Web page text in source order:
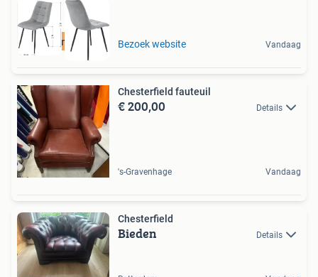
Duurzame Deal Bezoek website Vandaag
Chesterfield fauteuil
€ 200,00 Details
's-Gravenhage Vandaag
Chesterfield
Bieden Details